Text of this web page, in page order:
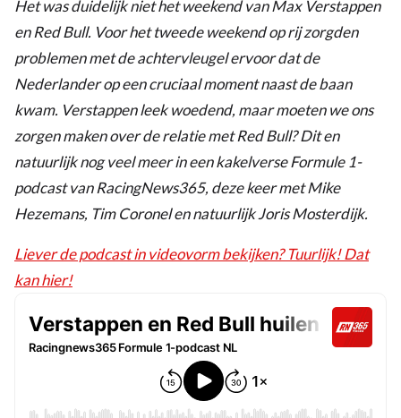
Het was duidelijk niet het weekend van Max Verstappen
en Red Bull. Voor het tweede weekend op rij zorgden
problemen met de achtervleugel ervoor dat de
Nederlander op een cruciaal moment naast de baan
kwam. Verstappen leek woedend, maar moeten we ons
zorgen maken over de relatie met Red Bull? Dit en
natuurlijk nog veel meer in een kakelverse Formule 1-
podcast van RacingNews365, deze keer met Mike
Hezemans, Tim Coronel en natuurlijk Joris Mosterdijk.
Liever de podcast in videovorm bekijken? Tuurlijk! Dat
kan hier!